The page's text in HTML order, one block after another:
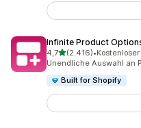
Infinite Product
4,7von 5 Sternen
(2.416)
2416 Rezensionen
•
Unendliche Auswahl an
Built for Shopify